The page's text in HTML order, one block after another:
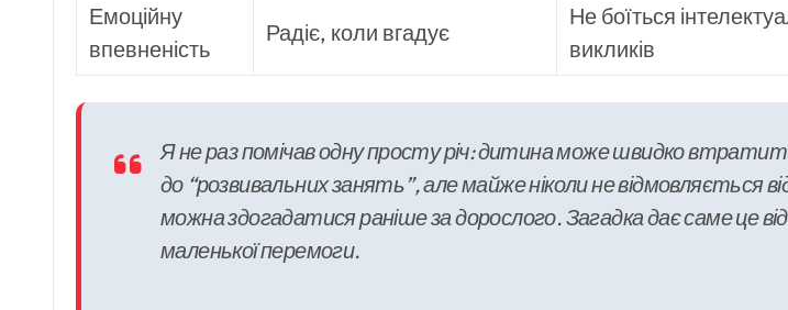
Емоційну
впевненість
Радіє, коли вгадує
Не боїться
викликів
Я не раз помічав одну просту річ: дитина може швидко
до “розвивальних занять”, але майже ніколи не відмовляється
можна здогадатися раніше за дорослого. Загадка дає саме це
маленької перемоги.